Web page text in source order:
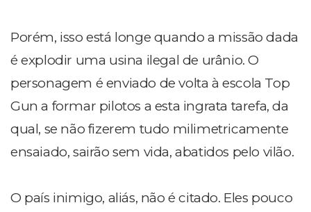
Porém, isso está longe quando a missão dada
é explodir uma usina ilegal de urânio. O
personagem é enviado de volta à escola Top
Gun a formar pilotos a esta ingrata tarefa, da
qual, se não fizerem tudo milimetricamente
ensaiado, sairão sem vida, abatidos pelo vilão.
O país inimigo, aliás, não é citado. Eles pouco